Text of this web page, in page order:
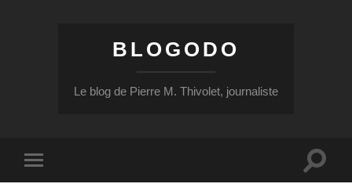
BLOGODO
Le blog de Pierre M. Thivolet, journaliste
mobile
Toggle